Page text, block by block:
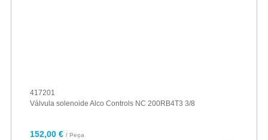
417201
Válvula solenoide Alco Controls NC 200RB4T3 3/8
152,00 € / Peça